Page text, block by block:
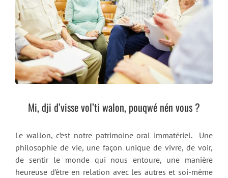
Mi, dji d’visse vol’ti walon, pouqwé nén vous ?
Le wallon, c’est notre patrimoine oral immatériel. Une
philosophie de vie, une façon unique de vivre, de voir,
de sentir le monde qui nous entoure, une manière
heureuse d’être en relation avec les autres et soi-même